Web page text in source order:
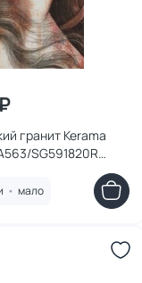
гранит Kerama
SG591820R
матовый обрезной
• мало